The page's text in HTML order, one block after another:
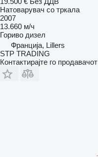
Натоварувач со тркала
2007
13.660 м/ч
Гориво дизел
Франција, Lillers
STP TRADING
Контактирајте го продавачот